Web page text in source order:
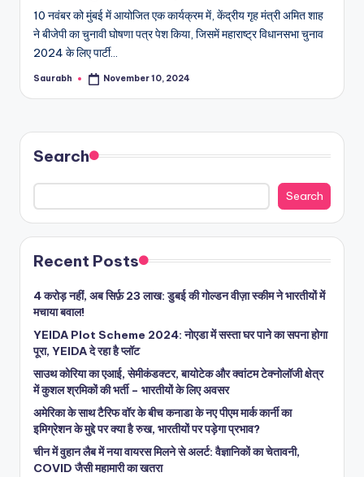
10 नवंबर को मुंबई में आयोजित एक कार्यक्रम में, केंद्रीय गृह मंत्री अमित शाह
ने बीजेपी का चुनावी घोषणा पत्र पेश किया, जिसमें महाराष्ट्र विधानसभा चुनाव
2024 के लिए पार्टी…
Posted
Saurabh November 10, 2024
Search
Search
Recent Posts
4 करोड़ नहीं, अब सिर्फ़ 23 लाख: डुबई की गोल्डन वीज़ा स्कीम ने भारतीयों में
मचाया बवाल!
YEIDA Plot Scheme 2024: नोएडा में सस्ता घर पाने का सपना होगा
पूरा, YEIDA दे रहा है प्लॉट
साउथ कोरिया का एआई, सेमीकंडक्टर, बायोटेक और क्वांटम टेक्नोलॉजी क्षेत्र
में कुशल श्रमिकों की भर्ती – भारतीयों के लिए अवसर
अमेरिका के साथ टैरिफ वॉर के बीच कनाडा के नए पीएम मार्क कार्नी का
इमिग्रेशन के मुद्दे पर क्या है रुख, भारतीयों पर पड़ेगा प्रभाव?
चीन में वुहान लैब में नया वायरस मिलने से अलर्ट: वैज्ञानिकों का चेतावनी,
COVID जैसी महामारी का खतरा